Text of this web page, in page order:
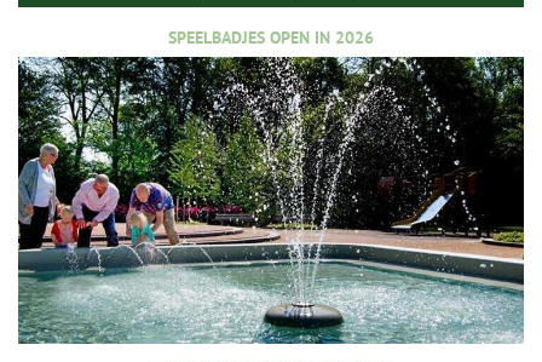
SPEELBADJES OPEN IN 2026